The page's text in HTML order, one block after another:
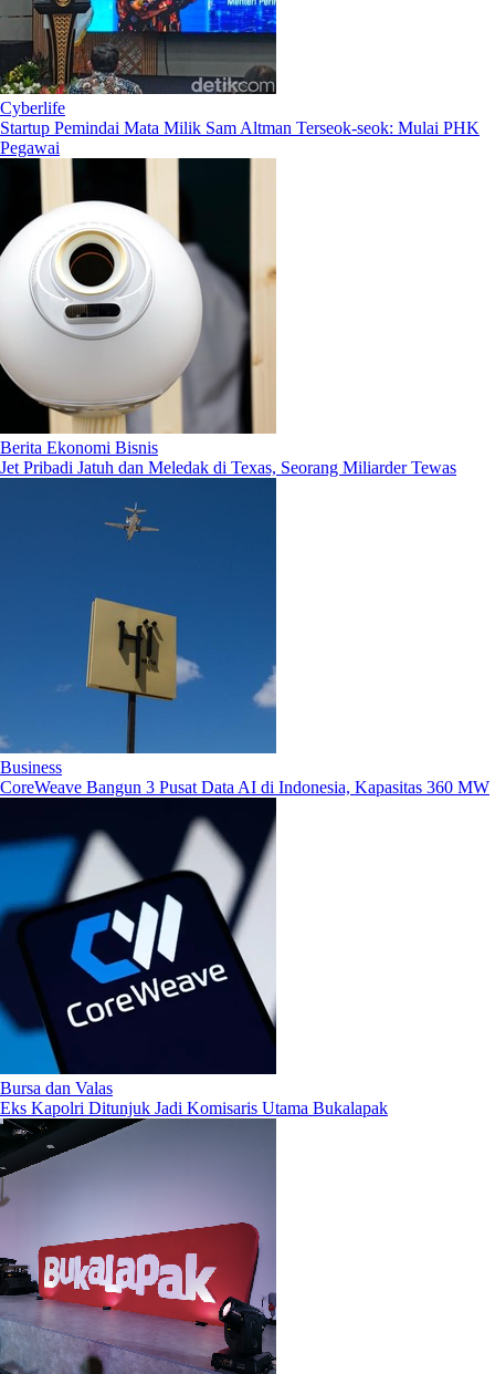
Cyberlife
Startup Pemindai Mata Milik Sam Altman Terseok-seok: Mulai PHK
Pegawai
Berita Ekonomi Bisnis
Jet Pribadi Jatuh dan Meledak di Texas, Seorang Miliarder Tewas
Business
CoreWeave Bangun 3 Pusat Data AI di Indonesia, Kapasitas 360 MW
Bursa dan Valas
Eks Kapolri Ditunjuk Jadi Komisaris Utama Bukalapak